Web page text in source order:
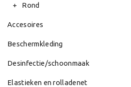
Rond
Accesoires
Beschermkleding
Desinfectie/schoonmaak
Elastieken en rolladenet